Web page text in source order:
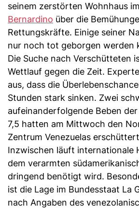
seinem zerstörten Wohnhaus
Bernardino über die
Rettungskräfte. Einige seiner
nur noch tot geborgen werden
Die Suche nach Verschütteten
Wettlauf gegen die Zeit.
aus, dass die
Stunden stark sinken. Zwei
aufeinanderfolgende Beben
7,5 hatten am Mittwoch den
Zentrum Venezuelas
Inzwischen läuft internationale
dem verarmten
dringend benötigt wird.
ist die Lage im Bundesstaat La
nach Angaben des